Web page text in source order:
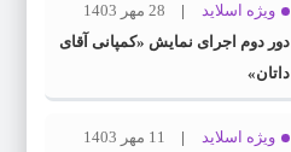
ویژه اسلاید
28 مهر 1403
دور دوم اجرای نمایش «کمپانی آقای
داتان»
ویژه اسلاید
11 مهر 1403